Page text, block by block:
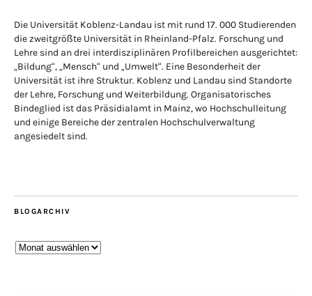
Die Universität Koblenz-Landau ist mit rund 17. 000 Studierenden
die zweitgrößte Universität in Rheinland-Pfalz. Forschung und
Lehre sind an drei interdisziplinären Profilbereichen ausgerichtet:
„Bildung“, „Mensch“ und „Umwelt“. Eine Besonderheit der
Universität ist ihre Struktur. Koblenz und Landau sind Standorte
der Lehre, Forschung und Weiterbildung. Organisatorisches
Bindeglied ist das Präsidialamt in Mainz, wo Hochschulleitung
und einige Bereiche der zentralen Hochschulverwaltung
angesiedelt sind.
BLOGARCHIV
Blogarchiv